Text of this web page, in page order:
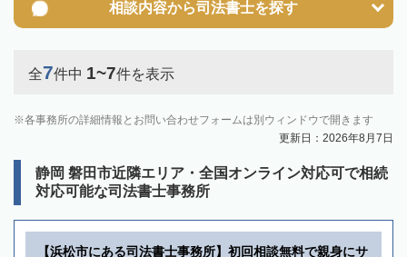
相談内容から司法書士を探す
全7件中 1~7件を表示
各事務所の詳細情報とお問い合わせフォームは別ウィンドウで開きます
更新日：2026年8月7日
静岡 磐田市近隣エリア・全国オンライン対応可で相続
対応可能な司法書士事務所
【浜松市にある司法書士事務所】初回相談無料で親身にサ